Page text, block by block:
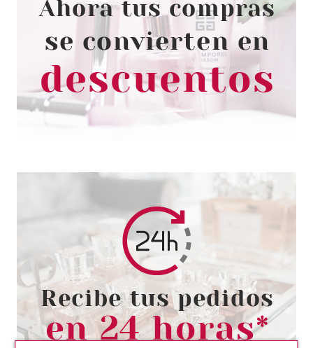
EUGENE PERMA
EUGENE PERMA COLLECTIONS
NATURE BY CYCLE VITAL
CHAMPU PURIFICANTE 1000ML
Pvr 27.50€
-78%
desde
5.95€
REVLON
REVLON BE FABULOUS HAIR
RECOVERY STEP 3 SHAMPOO
250 ML